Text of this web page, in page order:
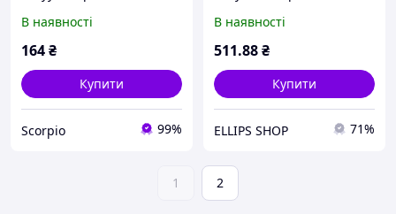
консервування продуктів
харчування
В наявності
164₴
Купити
Scorpio 99%
В наявності
511.88₴
Купити
ELLIPS SHOP 71%
1 2